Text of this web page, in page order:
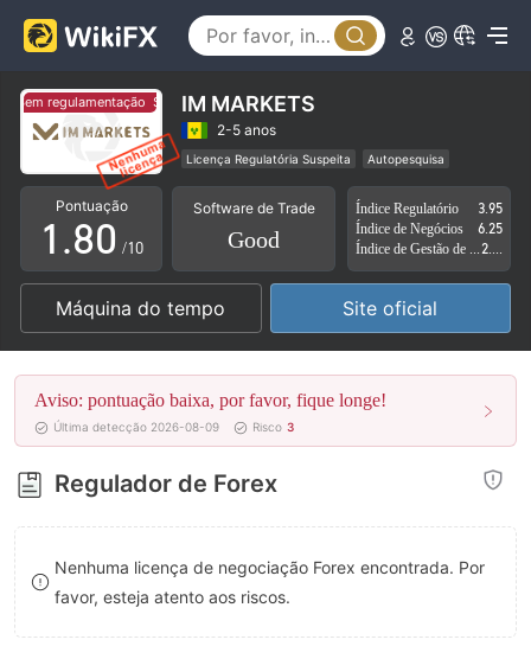
regulamentação Sem regulamentação
IM MARKETS
2-5 anos
Licença Regulatória Suspeita
Autopesquisa
Região de negócios suspeita
Austrália Representante Autorizado (AR) Revogado
Risco potencial alto
Pontuação
0
1
2
3
4
5
6
7
8
9
.
4
5
6
7
8
9
0
1
2
3
4
5
6
7
8
/10
Software de Trade
Good
Índice Regulatório
3.95
Índice de Negócios
6.25
Máquina do tempo Site oficial
Aviso: pontuação baixa, por favor, fique longe!
Última detecção 2026-08-09 Risco 3
Regulador de Forex
Nenhuma licença de negociação Forex encontrada. Por
favor, esteja atento aos riscos.